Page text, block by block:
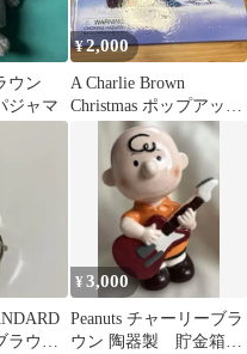
ウン
ャマ
¥2,000
A Charlie Brown
Christmas ポップアップ
ラウン
¥3,000
Peanuts チャーリーブラ
ウン 陶器製 貯金箱